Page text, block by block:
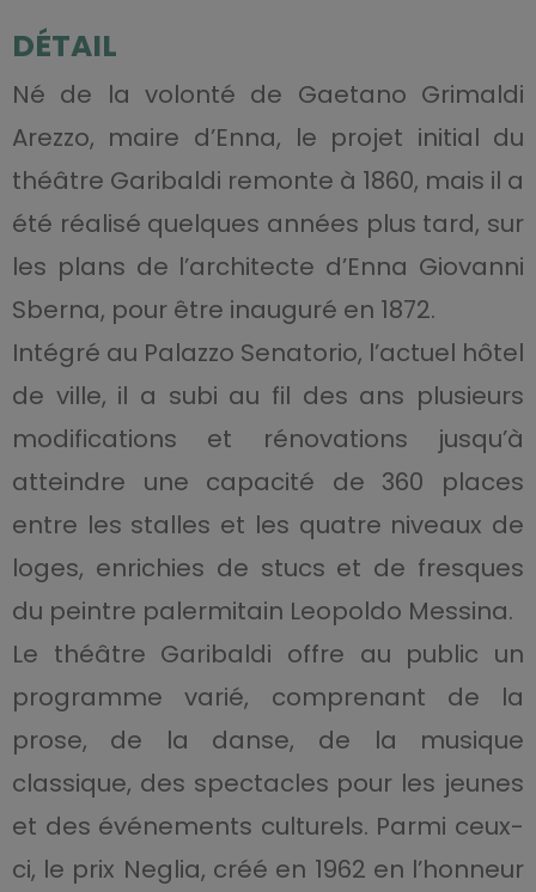
DÉTAIL
Né de la volonté de Gaetano Grimaldi
Arezzo, maire d’Enna, le projet initial du
théâtre Garibaldi remonte à 1860, mais il a
été réalisé quelques années plus tard, sur
les plans de l’architecte d’Enna Giovanni
Sberna, pour être inauguré en 1872.
Intégré au Palazzo Senatorio, l’actuel hôtel
de ville, il a subi au fil des ans plusieurs
modifications et rénovations jusqu’à
atteindre une capacité de 360 places
entre les stalles et les quatre niveaux de
loges, enrichies de stucs et de fresques
du peintre palermitain Leopoldo Messina.
Le théâtre Garibaldi offre au public un
programme varié, comprenant de la
prose, de la danse, de la musique
classique, des spectacles pour les jeunes
et des événements culturels. Parmi ceux-
ci, le prix Neglia, créé en 1962 en l’honneur